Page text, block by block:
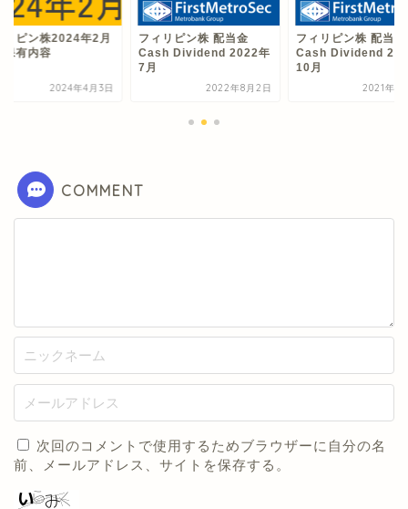
リピン株2024年2月
保有内容
2024年4月3日
フィリピン株 配当金
Cash Dividend 2022年
7月
2022年8月2日
フィリピン株 配当金
Cash Dividend
10月
2021年11
COMMENT
次回のコメントで使用するためブラウザーに自分の名
前、メールアドレス、サイトを保存する。